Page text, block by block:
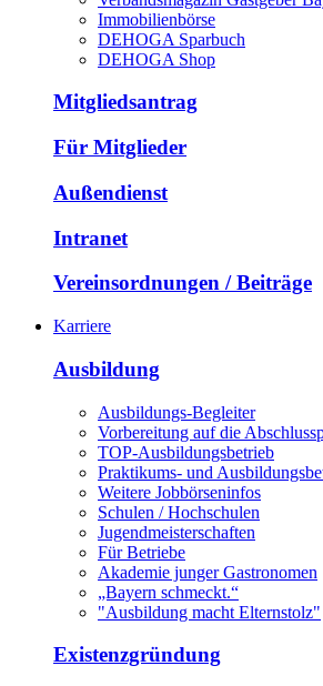
Immobilienbörse
DEHOGA Sparbuch
DEHOGA Shop
Mitgliedsantrag
Für Mitglieder
Außendienst
Intranet
Vereinsordnungen / Beiträge
Karriere
Ausbildung
Ausbildungs-Begleiter
Vorbereitung auf die
TOP-Ausbildungsbetrieb
Praktikums- und
Weitere Jobbörseninfos
Schulen / Hochschulen
Jugendmeisterschaften
Für Betriebe
Akademie junger Gastronomen
„Bayern schmeckt.“
"Ausbildung macht Elternstolz"
Existenzgründung